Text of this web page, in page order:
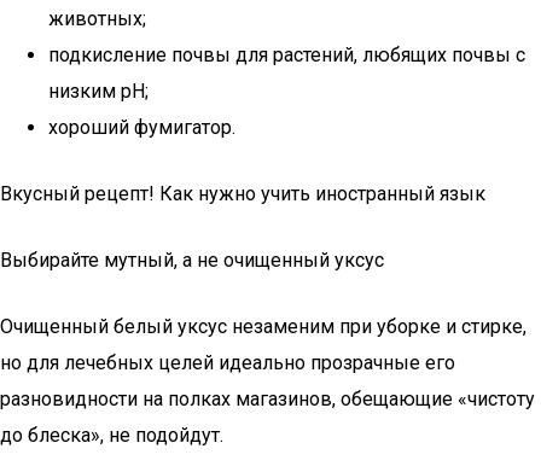
животных;
подкисление почвы для растений, любящих почвы с
низким pH;
хороший фумигатор.
Вкусный рецепт! Как нужно учить иностранный язык
Выбирайте мутный, а не очищенный уксус
Очищенный белый уксус незаменим при уборке и стирке,
но для лечебных целей идеально прозрачные его
разновидности на полках магазинов, обещающие «чистоту
до блеска», не подойдут.